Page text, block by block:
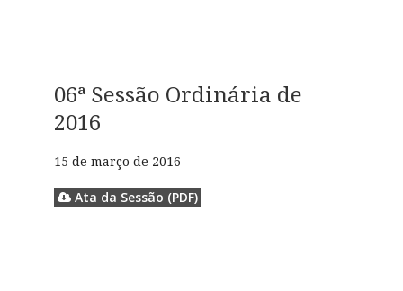
06ª Sessão Ordinária de
2016
15 de março de 2016
Ata da Sessão (PDF)